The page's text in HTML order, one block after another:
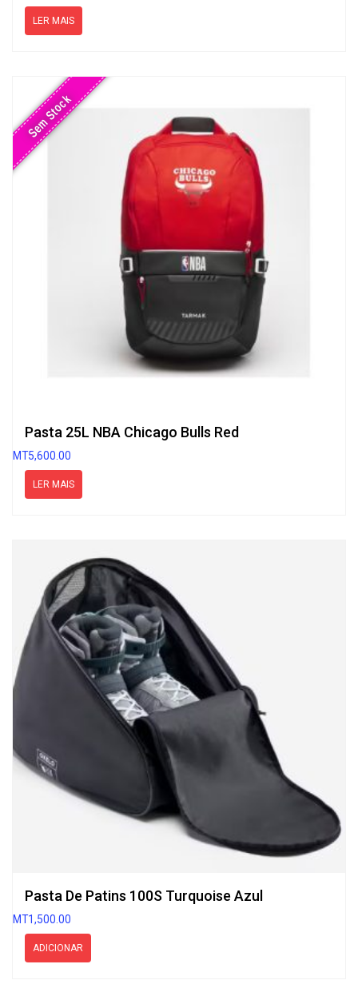
LER MAIS
Sem Stock
Pasta 25L NBA Chicago Bulls Red
MT5,600.00
LER MAIS
Pasta De Patins 100S Turquoise Azul
MT1,500.00
ADICIONAR